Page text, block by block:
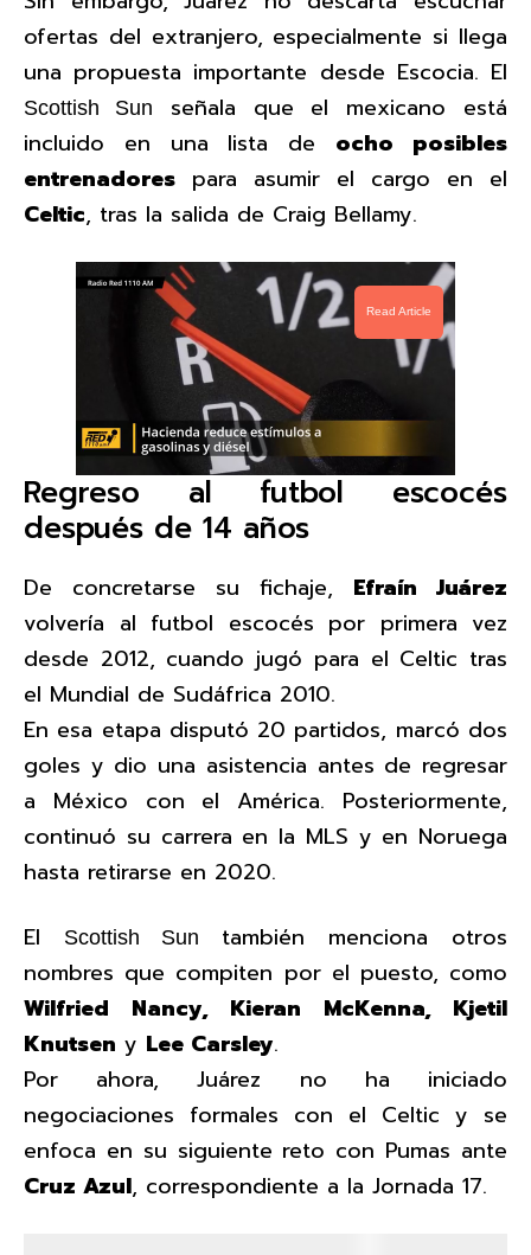
ofertas del extranjero, especialmente si llega
una propuesta importante desde Escocia. El
Scottish Sun
señala que el mexicano está
incluido en una lista de ocho posibles
entrenadores para asumir el cargo en el
Celtic, tras la salida de Craig Bellamy.
Read Article
Regreso al futbol escocés
después de 14 años
De concretarse su fichaje, Efraín Juárez
volvería al futbol escocés por primera vez
desde 2012, cuando jugó para el Celtic tras
el Mundial de Sudáfrica 2010.
En esa etapa disputó 20 partidos, marcó dos
goles y dio una asistencia antes de regresar
a México con el América. Posteriormente,
continuó su carrera en la MLS y en Noruega
hasta retirarse en 2020.
El
Scottish Sun
también menciona otros
nombres que compiten por el puesto, como
Wilfried Nancy, Kieran McKenna, Kjetil
Knutsen y Lee Carsley.
Por ahora, Juárez no ha iniciado
negociaciones formales con el Celtic y se
enfoca en su siguiente reto con Pumas ante
Cruz Azul, correspondiente a la Jornada 17.